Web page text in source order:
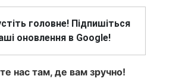
головне! Підпишіться
оновлення в Google!
нас там, де вам зручно!